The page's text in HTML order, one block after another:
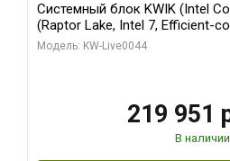
Системный блок KWIK (Intel
(Raptor Lake, Intel 7, Efficient-
модуля)/ Gigabyte RTX5070Ti
Модель: KW-Live0044
219 951
В наличии